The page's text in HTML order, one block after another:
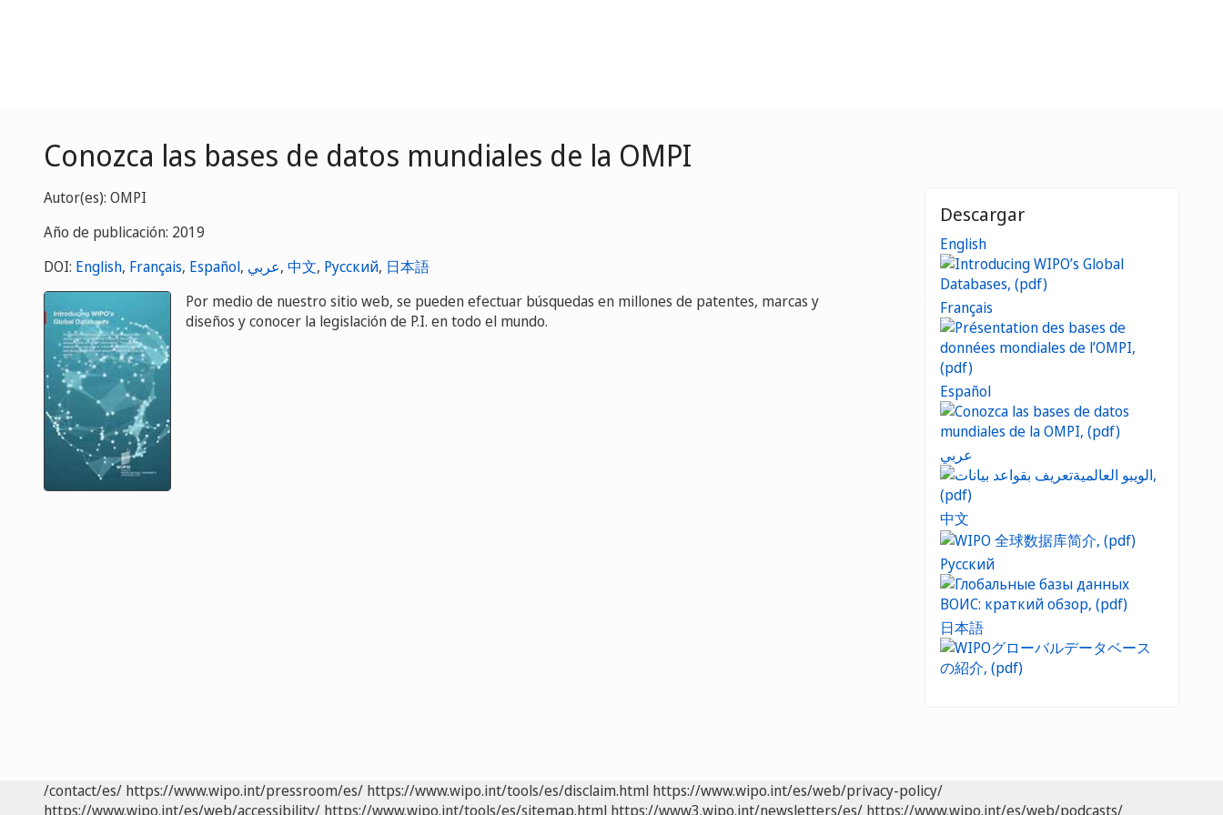
Conozca las bases de datos mundiales de la OMPI
Autor(es): OMPI
Año de publicación: 2019
DOI: English, Français, Español, عربي, 中文, Русский, 日本語
Por medio de nuestro sitio web, se pueden efectuar búsquedas en millones de patentes, marcas y
diseños y conocer la legislación de P.I. en todo el mundo.
Descargar
English
Français
Español
عربي
中文
Русский
日本語
/contact/es/ https://www.wipo.int/pressroom/es/ https://www.wipo.int/tools/es/disclaim.html https://www.wipo.int/es/web/privacy-policy/
https://www.wipo.int/es/web/accessibility/ https://www.wipo.int/tools/es/sitemap.html https://www3.wipo.int/newsletters/es/ https://www.wipo.int/es/web/podcasts/